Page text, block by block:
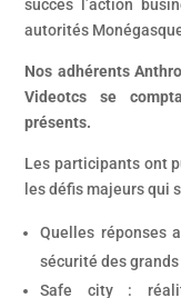
succès l’action
autorités
Nos adhérents
Videotcs se
présents.
Les participants ont
les défis majeurs qui
Quelles réponses
sécurité des
Safe city :